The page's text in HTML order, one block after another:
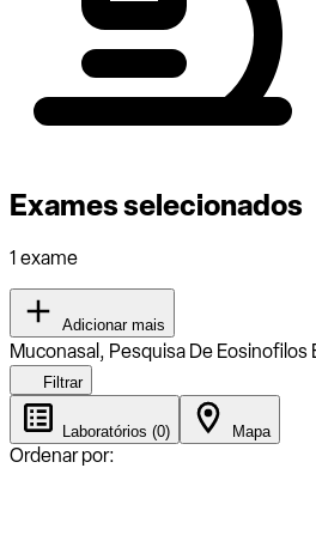
Exames selecionados
1 exame
Adicionar mais
Muconasal, Pesquisa De Eosinofilos
Filtrar
Laboratórios (0) Mapa
Ordenar por: